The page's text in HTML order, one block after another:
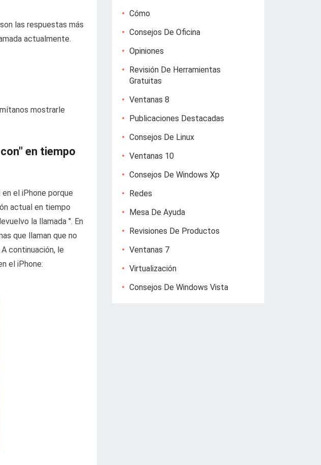
las respuestas más
actualmente.
mostrarle
en tiempo
el iPhone porque
actual en tiempo
la llamada ". En
que llaman que no
continuación, le
el iPhone:
Cómo
Consejos De Oficina
Opiniones
Revisión De Herramientas
Gratuitas
Ventanas 8
Publicaciones Destacadas
Consejos De Linux
Ventanas 10
Consejos De Windows Xp
Redes
Mesa De Ayuda
Revisiones De Productos
Ventanas 7
Virtualización
Consejos De Windows Vista